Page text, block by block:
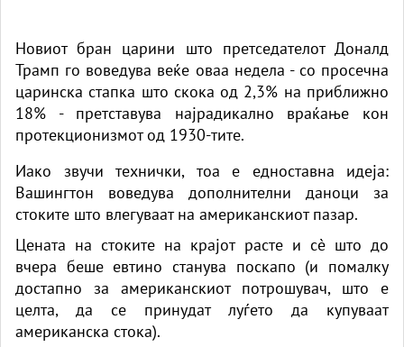
Новиот бран царини што претседателот Доналд
Трамп го воведува веќе оваа недела - со просечна
царинска стапка што скока од 2,3% на приближно
18% - претставува најрадикално враќање кон
протекционизмот од 1930-тите.
Иако звучи технички, тоа е едноставна идеја:
Вашингтон воведува дополнителни даноци за
стоките што влегуваат на американскиот пазар.
Цената на стоките на крајот расте и сè што до
вчера беше евтино станува поскапо (и помалку
достапно за американскиот потрошувач, што е
целта, да се принудат луѓето да купуваат
американска стока).